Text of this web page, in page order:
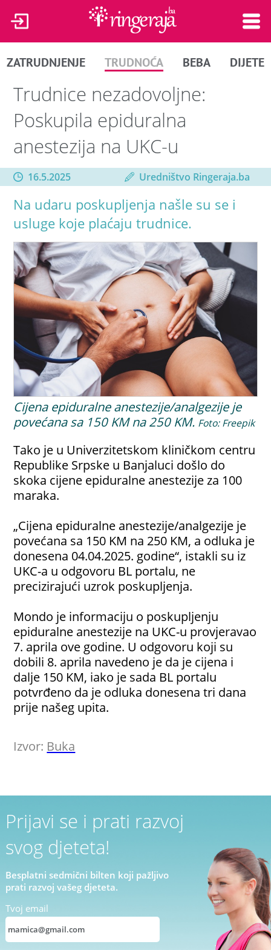
ZATRUDNJENJE TRUDNOĆA BEBA DIJETE
Trudnice nezadovoljne:
Poskupila epiduralna
anestezija na UKC-u
16.5.2025 Uredništvo Ringeraja.ba
Na udaru poskupljenja našle su se i
usluge koje plaćaju trudnice.
Cijena epiduralne anestezije/analgezije je
povećana sa 150 KM na 250 KM. Foto: Freepik
Tako je u Univerzitetskom kliničkom centru
Republike Srpske u Banjaluci došlo do
skoka cijene epiduralne anestezije za 100
maraka.
„Cijena epiduralne anestezije/analgezije je
povećana sa 150 KM na 250 KM, a odluka je
donesena 04.04.2025. godine“, istakli su iz
UKC-a u odgovoru BL portalu, ne
precizirajući uzrok poskupljenja.
Mondo je informaciju o poskupljenju
epiduralne anestezije na UKC-u provjeravao
7. aprila ove godine. U odgovoru koji su
dobili 8. aprila navedeno je da je cijena i
dalje 150 KM, iako je sada BL portalu
potvrđeno da je odluka donesena tri dana
prije našeg upita.
Izvor: Buka
Prijavi se i prati razvoj
svog djeteta!
Besplatni sedmični bilten koji pažljivo
prati razvoj vašeg djeteta.
Tvoj email